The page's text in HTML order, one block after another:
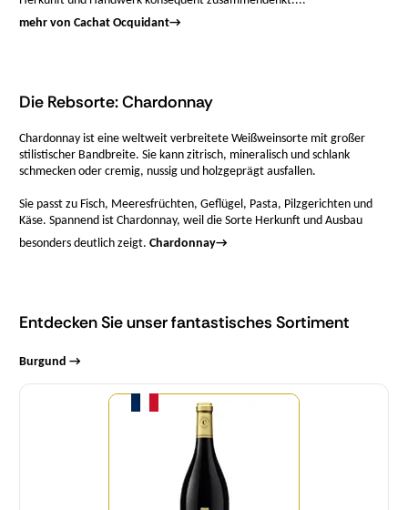
mehr von Cachat Ocquidant→
Die Rebsorte: Chardonnay
Chardonnay ist eine weltweit verbreitete Weißweinsorte mit großer
stilistischer Bandbreite. Sie kann zitrisch, mineralisch und schlank
schmecken oder cremig, nussig und holzgeprägt ausfallen.
Sie passt zu Fisch, Meeresfrüchten, Geflügel, Pasta, Pilzgerichten und
Käse. Spannend ist Chardonnay, weil die Sorte Herkunft und Ausbau
besonders deutlich zeigt. Chardonnay→
Entdecken Sie unser fantastisches Sortiment
Burgund →
Menge